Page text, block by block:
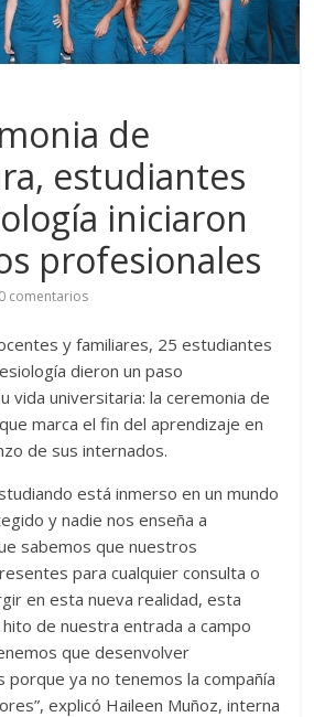
de
estudiantes
iniciaron
profesionales
0 comentarios
y familiares, 25 estudiantes
dieron un paso
vida universitaria: la ceremonia de
marca el fin del aprendizaje en
de sus internados.
está inmerso en un mundo
y nadie nos enseña a
sabemos que nuestros
para cualquier consulta o
en esta nueva realidad, esta
de nuestra entrada a campo
que desenvolver
porque ya no tenemos la compañía
explicó Haileen Muñoz, interna